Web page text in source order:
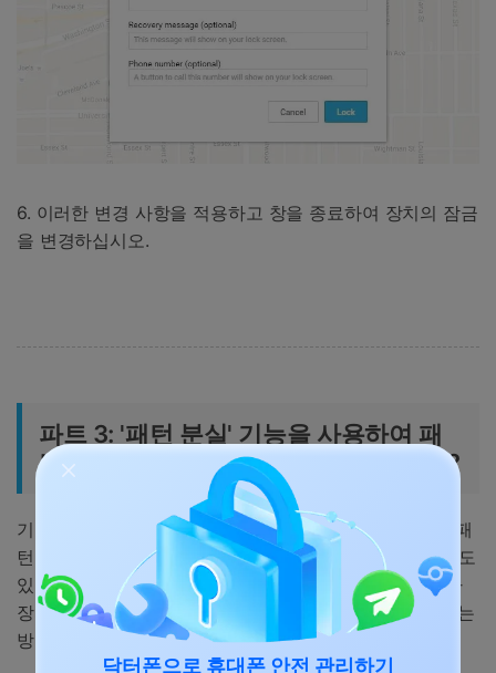
6. 이러한 변경 사항을 적용하고 창을 종료하여 장치의 잠금
을 변경하십시오.
파트 3: '패턴 분실' 기능을 사용하여 패
턴 잠금을 해제하는 방법은 무엇입니까?
기기가 Android 4.4 또는 이전 버전에서 실행중인 경우 "패
턴 분실"옵션의 도움을 받아 패턴 잠금 해제를 수행 할 수도
있습니다. 원하는 작업을 수행하기 위해 타사 도구나 기타
장치가 필요하지 않습니다. 기기에서 패턴 잠금을 해제하는
방법을 알아 보려면 다음 단계를 따르세요:
닥터폰으로 휴대폰 안전 관리하기